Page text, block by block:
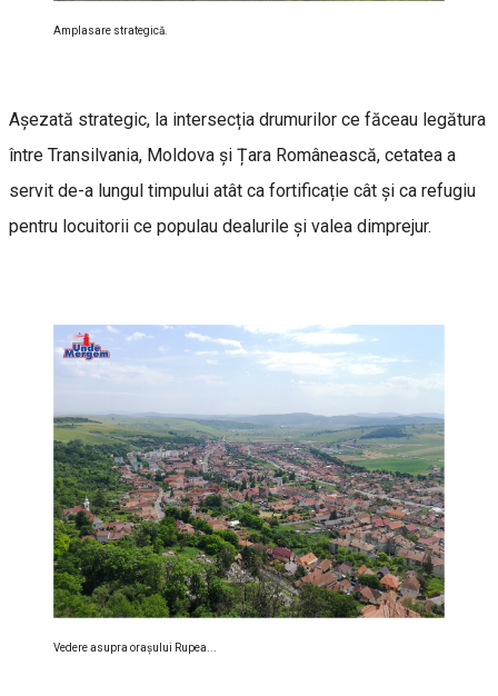
Amplasare strategică.
Așezată strategic, la intersecția drumurilor ce făceau legătura
între Transilvania, Moldova și Țara Românească, cetatea a
servit de-a lungul timpului atât ca fortificație cât și ca refugiu
pentru locuitorii ce populau dealurile și valea dimprejur.
Vedere asupra oraşului Rupea...